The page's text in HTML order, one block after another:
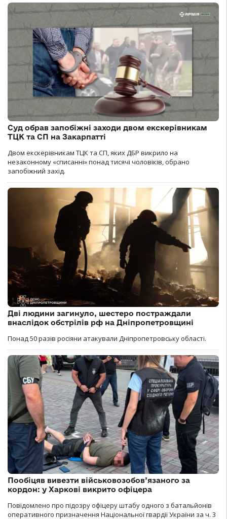
Суд обрав запобіжні заходи двом екскерівникам
ТЦК та СП на Закарпатті
Двом екскерівникам ТЦК та СП, яких ДБР викрило на
незаконному «списанні» понад тисячі чоловіків, обрано
запобіжний захід.
Дві людини загинуло, шестеро постраждали
внаслідок обстрілів рф на Дніпропетровщині
Понад 50 разів росіяни атакували Дніпропетровську області.
Пообіцяв вивезти військовозобов’язаного за
кордон: у Харкові викрито офіцера
Повідомлено про підозру офіцеру штабу одного з батальйонів
оперативного призначення Національної гвардії України за ч. 3